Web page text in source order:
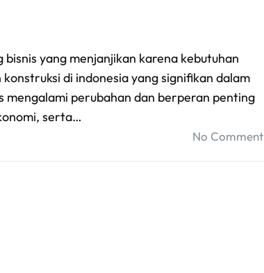
yang menjanjikan karena kebutuhan
di indonesia yang signifikan dalam
perubahan dan berperan penting
serta…
No Comment